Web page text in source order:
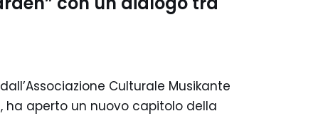
Culturale Musikante
ha aperto un nuovo capitolo della